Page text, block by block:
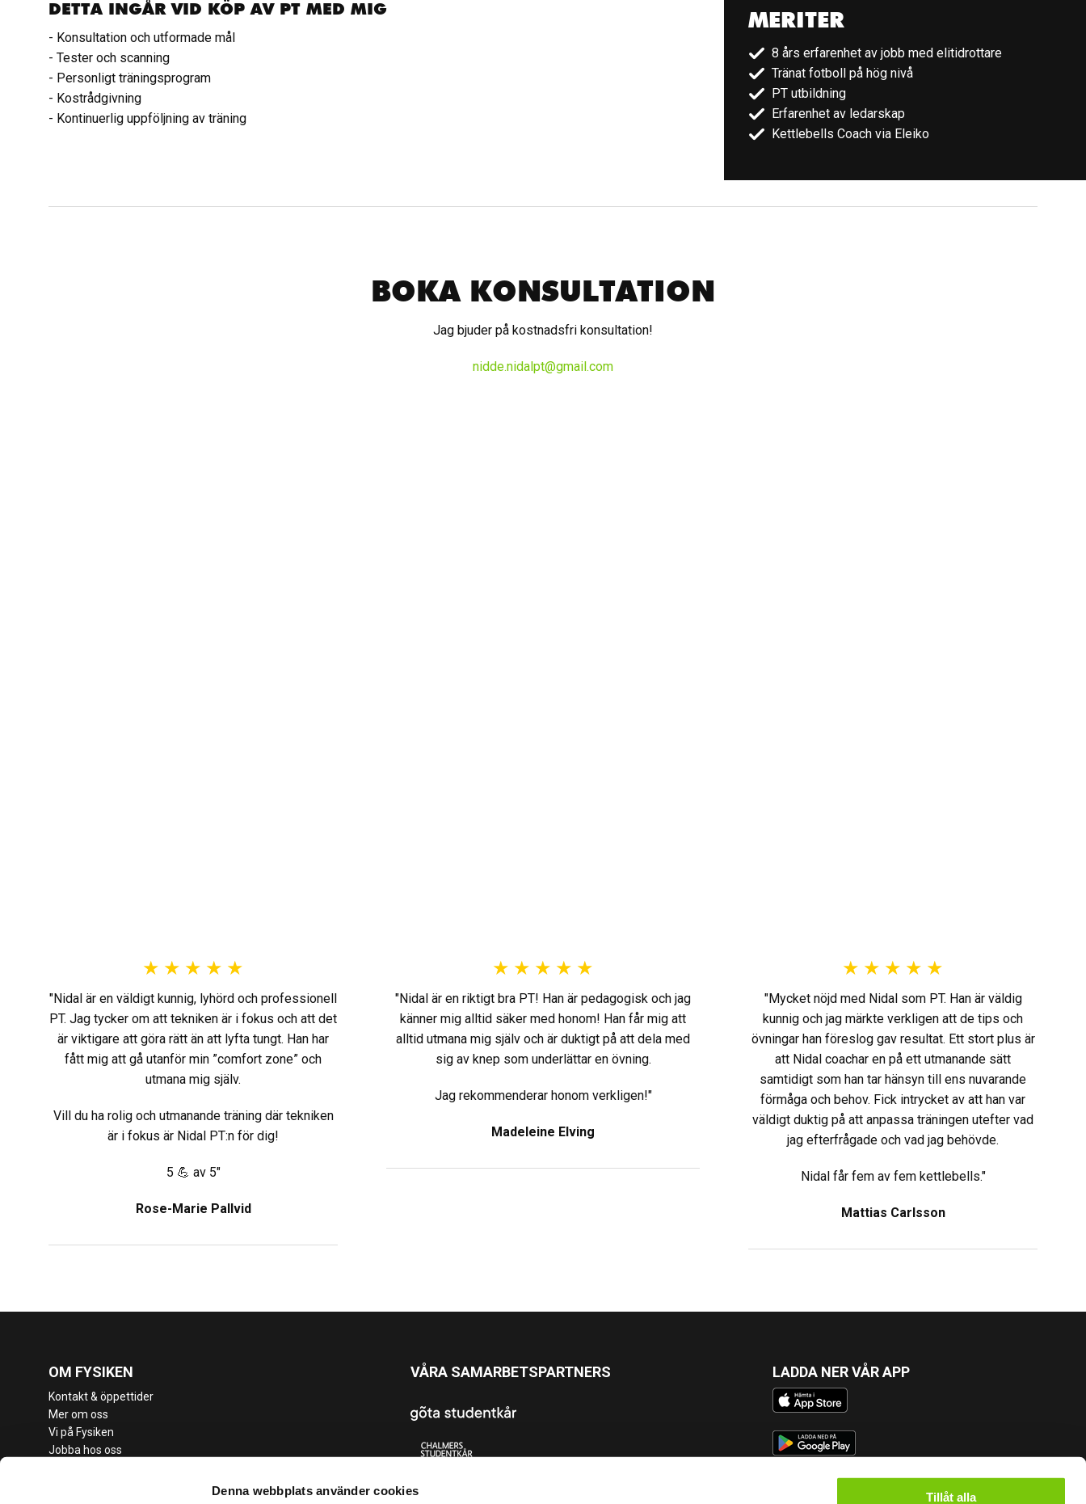
Denna webbplats använder cookies Tillåt alla
DETTA INGÅR VID KÖP AV PT MED MIG
- Konsultation och utformade mål
- Tester och scanning
- Personligt träningsprogram
- Kostrådgivning
- Kontinuerlig uppföljning av träning
MERITER
8 års erfarenhet av jobb med elitidrottare
Tränat fotboll på hög nivå
PT utbildning
Erfarenhet av ledarskap
Kettlebells Coach via Eleiko
BOKA KONSULTATION
Jag bjuder på kostnadsfri konsultation!
nidde.nidalpt@gmail.com
★ ★ ★ ★ ★
"Nidal är en väldigt kunnig, lyhörd och professionell
PT. Jag tycker om att tekniken är i fokus och att det
är viktigare att göra rätt än att lyfta tungt. Han har
fått mig att gå utanför min ”comfort zone” och
utmana mig själv.
Vill du ha rolig och utmanande träning där tekniken
är i fokus är Nidal PT:n för dig!
5 💪 av 5"
Rose-Marie Pallvid
★ ★ ★ ★ ★
"Nidal är en riktigt bra PT! Han är pedagogisk och jag
känner mig alltid säker med honom! Han får mig att
alltid utmana mig själv och är duktigt på att dela med
sig av knep som underlättar en övning.
Jag rekommenderar honom verkligen!"
Madeleine Elving
★ ★ ★ ★ ★
"Mycket nöjd med Nidal som PT. Han är väldig
kunnig och jag märkte verkligen att de tips och
övningar han föreslog gav resultat. Ett stort plus är
att Nidal coachar en på ett utmanande sätt
samtidigt som han tar hänsyn till ens nuvarande
förmåga och behov. Fick intrycket av att han var
väldigt duktig på att anpassa träningen utefter vad
jag efterfrågade och vad jag behövde.
Nidal får fem av fem kettlebells."
Mattias Carlsson
OM FYSIKEN
Kontakt & öppettider
Mer om oss
Vi på Fysiken
Jobba hos oss
VÅRA SAMARBETSPARTNERS LADDA NER VÅR APP
FÖLJ OSS